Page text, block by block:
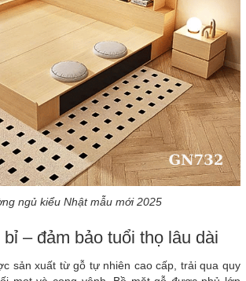
ngủ kiểu Nhật mẫu mới 2025
– đảm bảo tuổi thọ lâu dài
sản xuất từ gỗ tự nhiên cao cấp, trải qua quy